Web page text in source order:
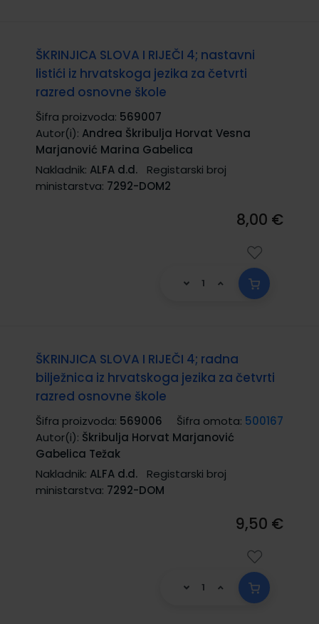
ŠKRINJICA SLOVA I RIJEČI 4; nastavni
listići iz hrvatskoga jezika za četvrti
razred osnovne škole
Šifra proizvoda: 569007
Autor(i): Andrea Škribulja Horvat Vesna
Marjanović Marina Gabelica
Nakladnik: ALFA d.d.
Registarski broj
ministarstva: 7292-DOM2
8,00 €
ŠKRINJICA SLOVA I RIJEČI 4; radna
bilježnica iz hrvatskoga jezika za četvrti
razred osnovne škole
Šifra proizvoda: 569006 Šifra omota: 500167
Autor(i): Škribulja Horvat Marjanović
Gabelica Težak
Nakladnik: ALFA d.d.
Registarski broj
ministarstva: 7292-DOM
9,50 €